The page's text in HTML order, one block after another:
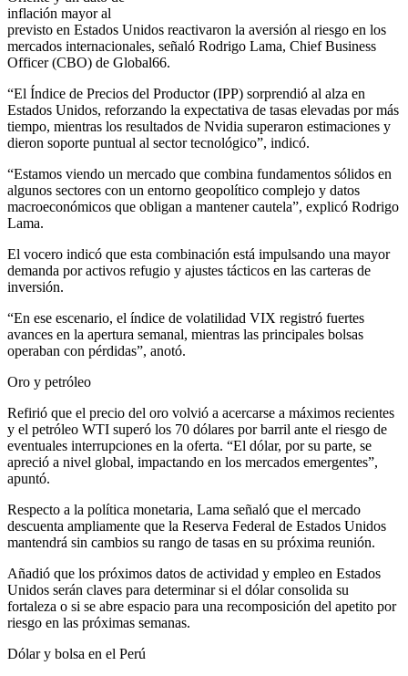
inflación mayor al
previsto en Estados Unidos reactivaron la aversión al riesgo en los
mercados internacionales, señaló Rodrigo Lama, Chief Business
Officer (CBO) de Global66.
“El Índice de Precios del Productor (IPP) sorprendió al alza en
Estados Unidos, reforzando la expectativa de tasas elevadas por más
tiempo, mientras los resultados de Nvidia superaron estimaciones y
dieron soporte puntual al sector tecnológico”, indicó.
“Estamos viendo un mercado que combina fundamentos sólidos en
algunos sectores con un entorno geopolítico complejo y datos
macroeconómicos que obligan a mantener cautela”, explicó Rodrigo
Lama.
El vocero indicó que esta combinación está impulsando una mayor
demanda por activos refugio y ajustes tácticos en las carteras de
inversión.
“En ese escenario, el índice de volatilidad VIX registró fuertes
avances en la apertura semanal, mientras las principales bolsas
operaban con pérdidas”, anotó.
Oro y petróleo
Refirió que el precio del oro volvió a acercarse a máximos recientes
y el petróleo WTI superó los 70 dólares por barril ante el riesgo de
eventuales interrupciones en la oferta. “El dólar, por su parte, se
apreció a nivel global, impactando en los mercados emergentes”,
apuntó.
Respecto a la política monetaria, Lama señaló que el mercado
descuenta ampliamente que la Reserva Federal de Estados Unidos
mantendrá sin cambios su rango de tasas en su próxima reunión.
Añadió que los próximos datos de actividad y empleo en Estados
Unidos serán claves para determinar si el dólar consolida su
fortaleza o si se abre espacio para una recomposición del apetito por
riesgo en las próximas semanas.
Dólar y bolsa en el Perú